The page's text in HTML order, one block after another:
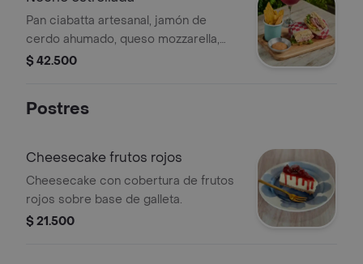
Pan ciabatta artesanal, jamón de
cerdo ahumado, queso mozzarella,
piña calada, jalapeños, cebolla
$ 42.500
Postres
Cheesecake frutos rojos
Cheesecake con cobertura de frutos
rojos sobre base de galleta.
$ 21.500